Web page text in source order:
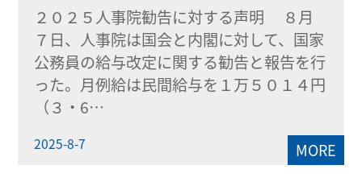
２０２５人事院勧告に対する声明 ８月
７日、人事院は国会と内閣に対して、国家
公務員の給与改定に関する勧告と報告を行
った。月例給は民間給与を１万５０１４円
（３・6…
2025-8-7 MORE